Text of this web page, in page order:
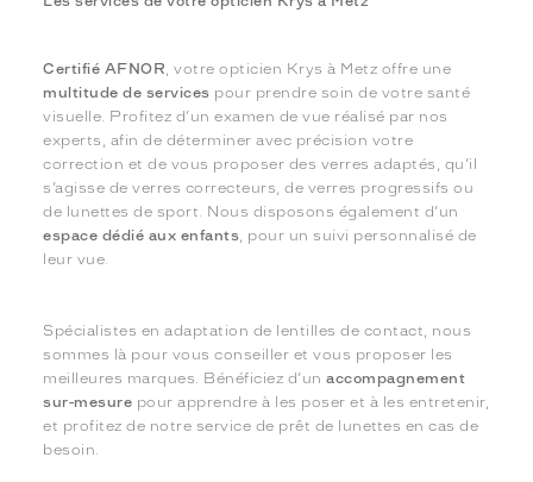
Certifié AFNOR, votre opticien Krys à Metz offre une
multitude de services pour prendre soin de votre santé
visuelle. Profitez d’un examen de vue réalisé par nos
experts, afin de déterminer avec précision votre
correction et de vous proposer des verres adaptés, qu’il
s’agisse de verres correcteurs, de verres progressifs ou
de lunettes de sport. Nous disposons également d’un
espace dédié aux enfants, pour un suivi personnalisé de
leur vue.
Spécialistes en adaptation de lentilles de contact, nous
sommes là pour vous conseiller et vous proposer les
meilleures marques. Bénéficiez d’unaccompagnement
sur-mesure pour apprendre à les poser et à les entretenir,
et profitez de notre service de prêt de lunettes en cas de
besoin.